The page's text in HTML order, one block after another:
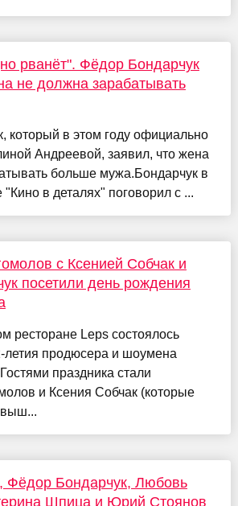
рванёт". Фёдор Бондарчук
не должна зарабатывать
который в этом году официально
Андреевой, заявил, что жена
больше мужа.Бондарчук в
в деталях" поговорил с ...
с Ксенией Собчак и
посетили день рождения
ресторане Leps состоялось
летия продюсера и шоумена
праздника стали
и Ксения Собчак (которые
Фёдор Бондарчук, Любовь
Шпица и Юрий Стоянов